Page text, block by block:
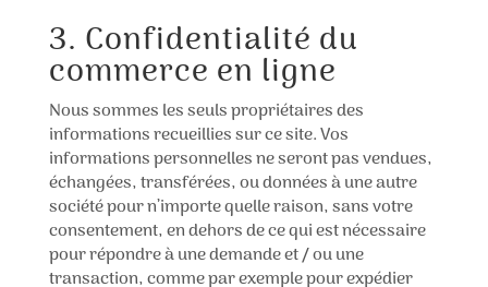
3. Confidentialité du
commerce en ligne
Nous sommes les seuls propriétaires des
informations recueillies sur ce site. Vos
informations personnelles ne seront pas vendues,
échangées, transférées, ou données à une autre
société pour n’importe quelle raison, sans votre
consentement, en dehors de ce qui est nécessaire
pour répondre à une demande et / ou une
transaction, comme par exemple pour expédier